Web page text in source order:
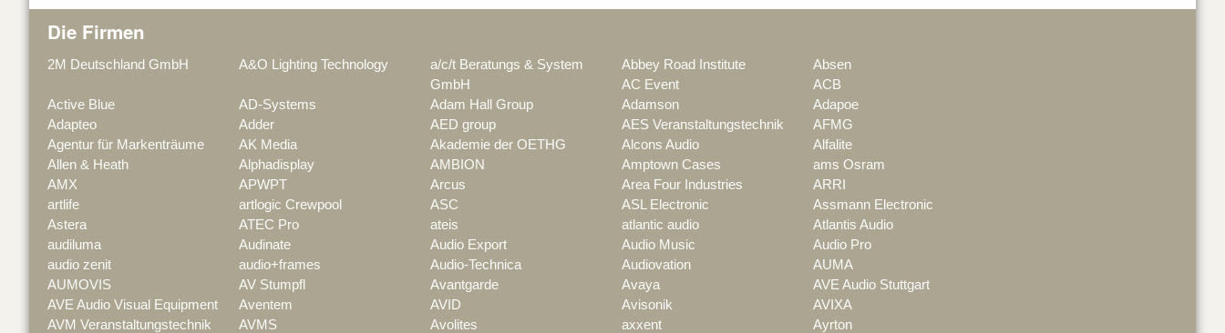
Die Firmen
2M Deutschland GmbH A&O Lighting Technology
a/c/t Beratungs & System
GmbH
Abbey Road Institute
Absen
AC Event
ACB
Active Blue
AD-Systems Adam Hall Group Adamson
Adapoe
Adapteo
Adder AED group AES Veranstaltungstechnik
AFMG
Agentur für Markenträume
AK Media Akademie der OETHG Alcons Audio
Alfalite
Allen & Heath
Alphadisplay AMBION Amptown Cases
ams Osram
AMX
APWPT Arcus Area Four Industries
ARRI
artlife
artlogic Crewpool ASC ASL Electronic
Assmann Electronic
Astera
ATEC Pro ateis atlantic audio
Atlantis Audio
audiluma
Audinate Audio Export Audio Music
Audio Pro
audio zenit
audio+frames Audio-Technica Audiovation
AUMA
AUMOVIS
AV Stumpfl Avantgarde Avaya
AVE Audio Stuttgart
AVE Audio Visual Equipment
Aventem AVID Avisonik
AVIXA
AVM Veranstaltungstechnik
AVMS Avolites axxent
Ayrton